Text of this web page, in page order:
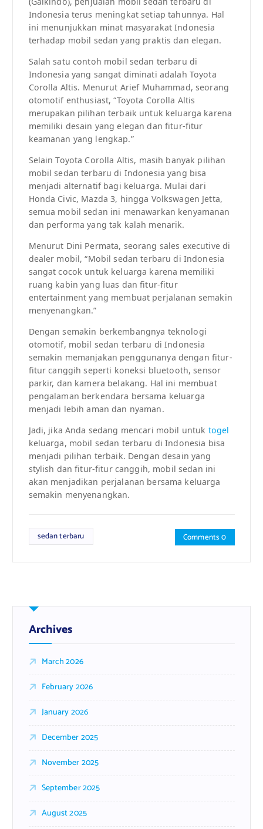
Indonesia terus meningkat setiap tahunnya. Hal
ini menunjukkan minat masyarakat Indonesia
terhadap mobil sedan yang praktis dan elegan.
Salah satu contoh mobil sedan terbaru di
Indonesia yang sangat diminati adalah Toyota
Corolla Altis. Menurut Arief Muhammad, seorang
otomotif enthusiast, “Toyota Corolla Altis
merupakan pilihan terbaik untuk keluarga karena
memiliki desain yang elegan dan fitur-fitur
keamanan yang lengkap.”
Selain Toyota Corolla Altis, masih banyak pilihan
mobil sedan terbaru di Indonesia yang bisa
menjadi alternatif bagi keluarga. Mulai dari
Honda Civic, Mazda 3, hingga Volkswagen Jetta,
semua mobil sedan ini menawarkan kenyamanan
dan performa yang tak kalah menarik.
Menurut Dini Permata, seorang sales executive di
dealer mobil, “Mobil sedan terbaru di Indonesia
sangat cocok untuk keluarga karena memiliki
ruang kabin yang luas dan fitur-fitur
entertainment yang membuat perjalanan semakin
menyenangkan.”
Dengan semakin berkembangnya teknologi
otomotif, mobil sedan terbaru di Indonesia
semakin memanjakan penggunanya dengan fitur-
fitur canggih seperti koneksi bluetooth, sensor
parkir, dan kamera belakang. Hal ini membuat
pengalaman berkendara bersama keluarga
menjadi lebih aman dan nyaman.
Jadi, jika Anda sedang mencari mobil untuk togel
keluarga, mobil sedan terbaru di Indonesia bisa
menjadi pilihan terbaik. Dengan desain yang
stylish dan fitur-fitur canggih, mobil sedan ini
akan menjadikan perjalanan bersama keluarga
semakin menyenangkan.
sedan terbaru Comments 0
Archives
March 2026
February 2026
January 2026
December 2025
November 2025
September 2025
August 2025